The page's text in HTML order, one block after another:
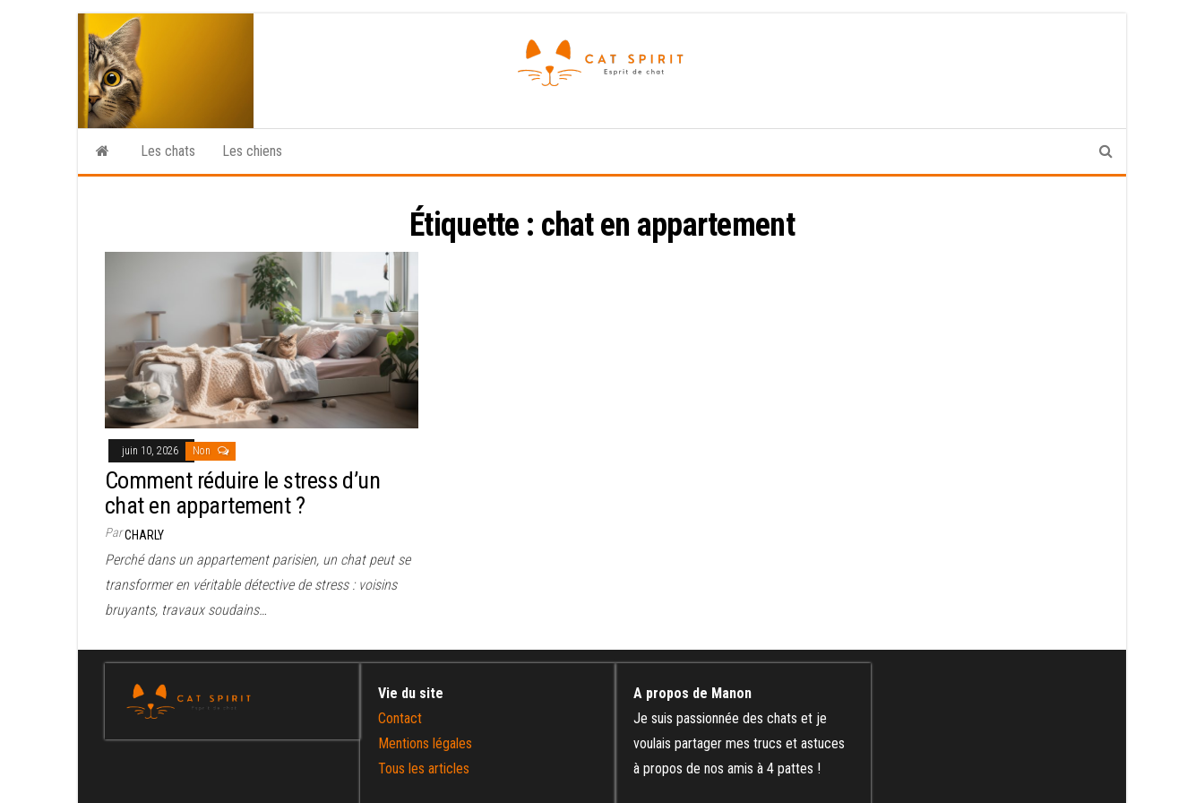
to
the
content
chat
Les chats Les chiens
Étiquette : chat en appartement
juin 10, 2026 Non
Comment réduire le stress d’un
chat en appartement ?
ParCHARLY
Perché dans un appartement parisien, un chat peut se
transformer en véritable détective de stress : voisins
bruyants, travaux soudains…
Vie du site
Contact
Mentions légales
Tous les articles
A propos de Manon
Je suis passionnée des chats et je
voulais partager mes trucs et astuces
à propos de nos amis à 4 pattes !